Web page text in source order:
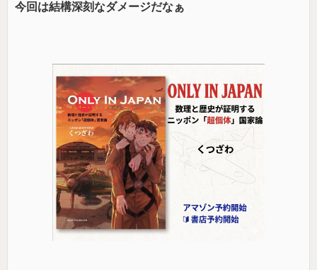
今回は結構深刻なダメージだなぁ